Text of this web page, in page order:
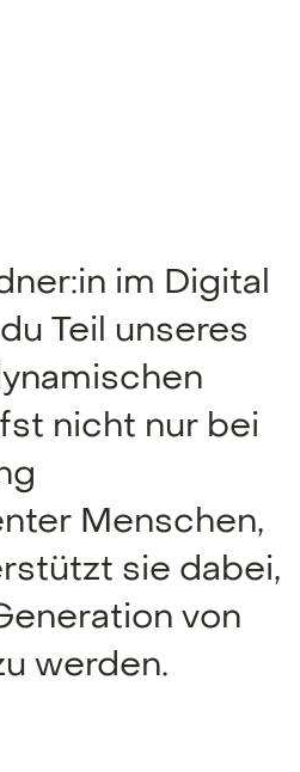
im Digital
Teil unseres
nicht nur bei
Menschen,
sie dabei,
von
werden.